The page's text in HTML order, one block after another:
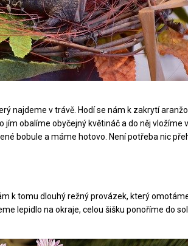
najdeme v trávě. Hodí se nám k zakrytí
obalíme obyčejný květináč a do něj vložíme
bobule a máme hotovo. Není potřeba nic
k tomu dlouhý režný provázek, který
lepidlo na okraje, celou šišku ponoříme do